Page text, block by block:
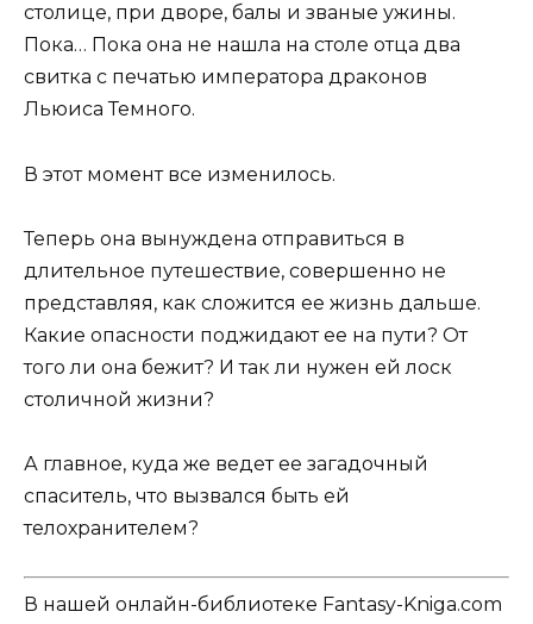
столице, при дворе, балы и званые ужины.
Пока… Пока она не нашла на столе отца два
свитка с печатью императора драконов
Льюиса Темного.
В этот момент все изменилось.
Теперь она вынуждена отправиться в
длительное путешествие, совершенно не
представляя, как сложится ее жизнь дальше.
Какие опасности поджидают ее на пути? От
того ли она бежит? И так ли нужен ей лоск
столичной жизни?
А главное, куда же ведет ее загадочный
спаситель, что вызвался быть ей
телохранителем?
В нашей онлайн-библиотеке Fantasy-Kniga.com